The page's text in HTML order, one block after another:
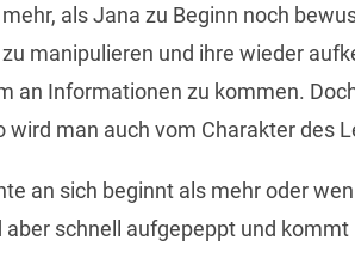
als Jana zu Beginn noch
manipulieren und ihre wieder
an Informationen zu kommen.
wird man auch vom Charakter des
an sich beginnt als mehr oder
aber schnell aufgepeppt und